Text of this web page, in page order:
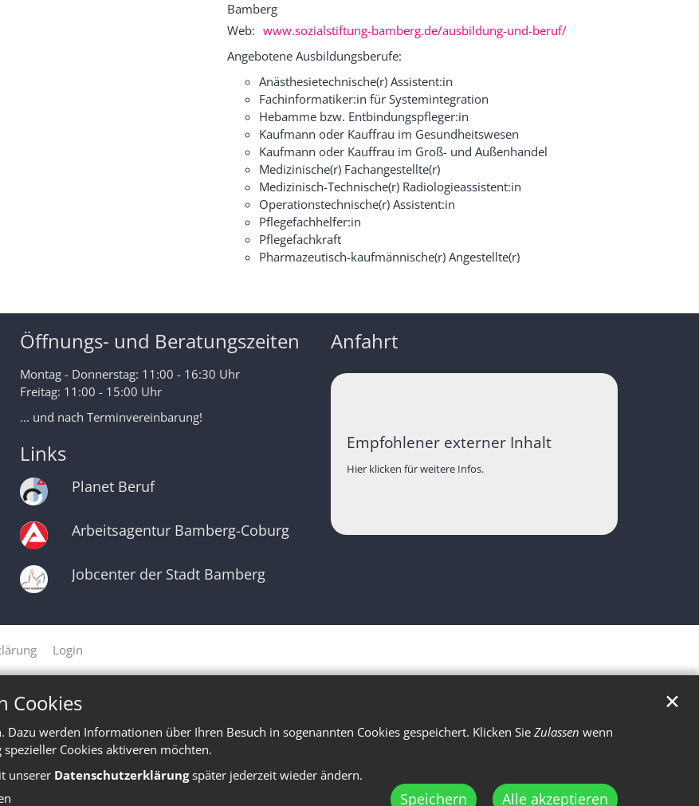
Cookies
werden Informationen über Ihren Besuch in sogenannten Cookies gespeichert. Klicken Sie Zulassen wenn
Cookies aktiveren möchten.
unserer Datenschutzerklärungspäter jederzeit wieder ändern.
Speichern Alle akzeptieren
✕
Bamberg
Web: www.sozialstiftung-bamberg.de/ausbildung-und-beruf/
Angebotene Ausbildungsberufe:
Anästhesietechnische(r) Assistent:in
Fachinformatiker:in für Systemintegration
Hebamme bzw. Entbindungspfleger:in
Kaufmann oder Kauffrau im Gesundheitswesen
Kaufmann oder Kauffrau im Groß- und Außenhandel
Medizinische(r) Fachangestellte(r)
Medizinisch-Technische(r) Radiologieassistent:in
Operationstechnische(r) Assistent:in
Pflegefachhelfer:in
Pflegefachkraft
Pharmazeutisch-kaufmännische(r) Angestellte(r)
Öffnungs- und Beratungszeiten
Montag - Donnerstag: 11:00 - 16:30 Uhr
Freitag: 11:00 - 15:00 Uhr
... und nach Terminvereinbarung!
Links
Planet Beruf
Arbeitsagentur Bamberg-Coburg
Jobcenter der Stadt Bamberg
Anfahrt
Empfohlener externer Inhalt
Hier klicken für weitere Infos.
Login